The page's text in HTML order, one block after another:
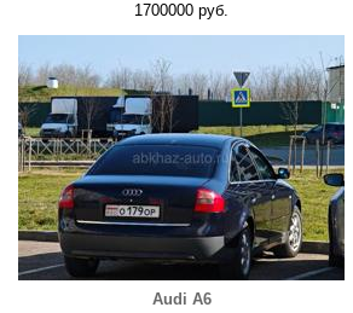
1700000 руб.
Audi A6